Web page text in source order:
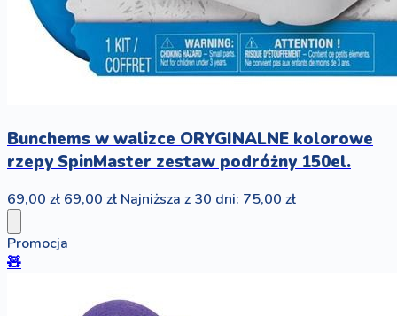
Bunchems w walizce ORYGINALNE kolorowe
rzepy SpinMaster zestaw podróżny 150el.
69,00 zł 69,00 zł Najniższa z 30 dni: 75,00 zł
Promocja
🧸